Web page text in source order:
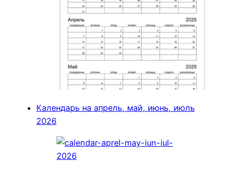
Календарь на апрель, май, июнь, июль
2026